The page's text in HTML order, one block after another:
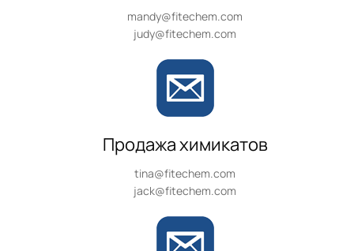
mandy@fitechem.com
judy@fitechem.com
Продажа химикатов
tina@fitechem.com
jack@fitechem.com